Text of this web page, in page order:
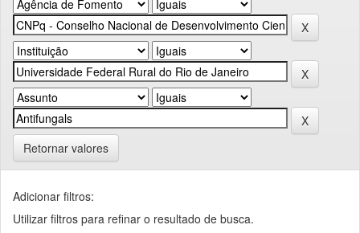
Retornar valores
Adicionar filtros:
Utilizar filtros para refinar o resultado de busca.